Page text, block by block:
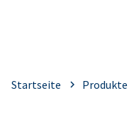
Startseite Produkte